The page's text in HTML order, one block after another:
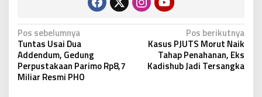
N
a
v
i
Pos sebelumnya
Tuntas Usai Dua
Addendum, Gedung
Perpustakaan Parimo Rp8,7
Miliar Resmi PHO
Pos berikutnya
Kasus PJUTS Morut Naik
Tahap Penahanan, Eks
Kadishub Jadi Tersangka